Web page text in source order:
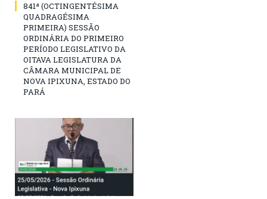
841ª (OCTINGENTÉSIMA
QUADRAGÉSIMA
PRIMEIRA) SESSÃO
ORDINÁRIA DO PRIMEIRO
PERÍODO LEGISLATIVO DA
OITAVA LEGISLATURA DA
CÂMARA MUNICIPAL DE
NOVA IPIXUNA, ESTADO DO
PARÁ